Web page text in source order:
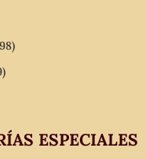
ESPECIALES